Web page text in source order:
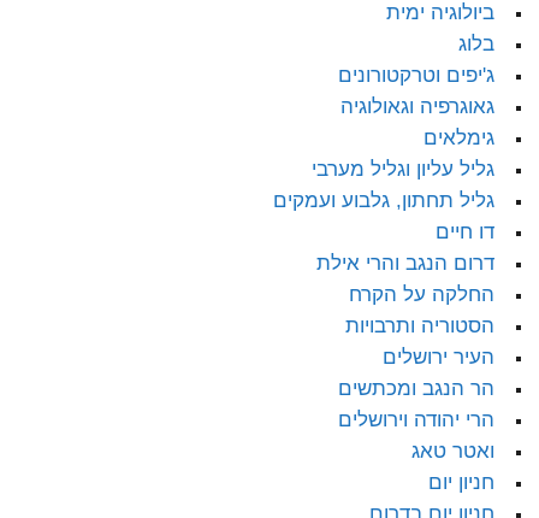
ביולוגיה ימית
בלוג
ג'יפים וטרקטורונים
גאוגרפיה וגאולוגיה
גימלאים
גליל עליון וגליל מערבי
גליל תחתון, גלבוע ועמקים
דו חיים
דרום הנגב והרי אילת
החלקה על הקרח
הסטוריה ותרבויות
העיר ירושלים
הר הנגב ומכתשים
הרי יהודה וירושלים
ואטר טאג
חניון יום